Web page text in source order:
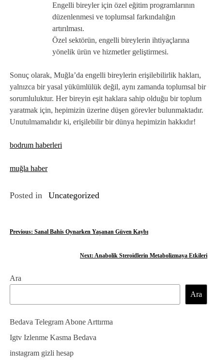
Engelli bireyler için özel eğitim programlarının
düzenlenmesi ve toplumsal farkındalığın
artırılması.
Özel sektörün, engelli bireylerin ihtiyaçlarına
yönelik ürün ve hizmetler geliştirmesi.
Sonuç olarak, Muğla’da engelli bireylerin erişilebilirlik hakları,
yalnızca bir yasal yükümlülük değil, aynı zamanda toplumsal bir
sorumluluktur. Her bireyin eşit haklara sahip olduğu bir toplum
yaratmak için, hepimizin üzerine düşen görevler bulunmaktadır.
Unutulmamalıdır ki, erişilebilir bir dünya hepimizin hakkıdır!
bodrum haberleri
muğla haber
Posted in Uncategorized
Y
ı
g
e
z
i
Previous: Sanal Bahis Oynarken Yaşanan Güven Kaybı
Next: Anabolik Steroidlerin Metabolizmaya Etkileri
Ara
Ara
Bedava Telegram Abone Arttırma
Igtv Izlenme Kasma Bedava
instagram gizli hesap